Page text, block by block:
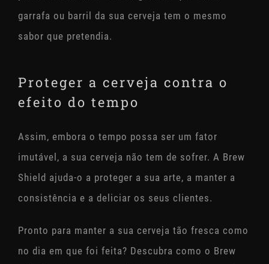
garrafa ou barril da sua cerveja tem o mesmo
sabor que pretendia.
Proteger a cerveja contra o
efeito do tempo
Assim, embora o tempo possa ser um fator
imutável, a sua cerveja não tem de sofrer. A Brew
Shield ajuda-o a proteger a sua arte, a manter a
consistência e a deliciar os seus clientes.
Pronto para manter a sua cerveja tão fresca como
no dia em que foi feita? Descubra como o Brew